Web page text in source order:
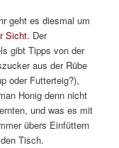
geht es diesmal um
Sicht. Der
gibt Tipps von der
aus der Rübe
oder Futterteig?),
Honig denn nicht
und was es mit
übers Einfüttern
Tisch.